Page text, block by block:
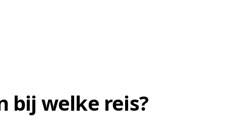
bij welke reis?